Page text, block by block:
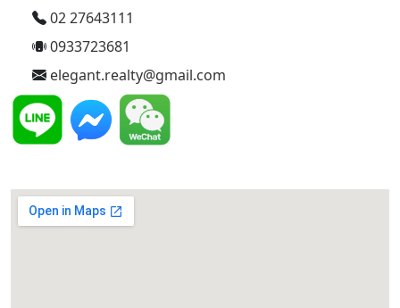
02 27643111
0933723681
elegant.realty@gmail.com